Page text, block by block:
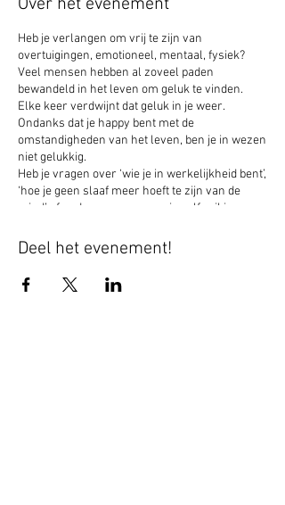
Over het evenement
Heb je verlangen om vrij te zijn van
overtuigingen, emotioneel, mentaal, fysiek?
Veel mensen hebben al zoveel paden
bewandeld in het leven om geluk te vinden.
Elke keer verdwijnt dat geluk in je weer.
Ondanks dat je happy bent met de
omstandigheden van het leven, ben je in wezen
niet gelukkig.
Heb je vragen over ‘wie je in werkelijkheid bent’,
‘hoe je geen slaaf meer hoeft te zijn van de
mind’ of andere vragen over je zelf, wil je graag
ervaren hebt, kom dan naar de Satsangs via
Zoom.
Deel het evenement!